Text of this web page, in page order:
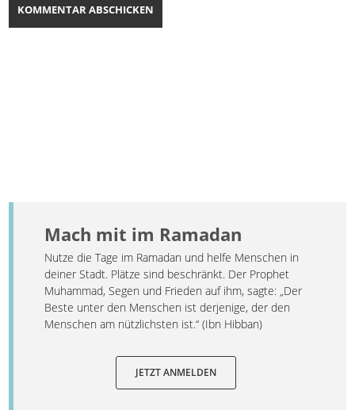
Mach mit im Ramadan
Nutze die Tage im Ramadan und helfe Menschen in
deiner Stadt. Plätze sind beschränkt. Der Prophet
Muhammad, Segen und Frieden auf ihm, sagte: „Der
Beste unter den Menschen ist derjenige, der den
Menschen am nützlichsten ist.“ (Ibn Hibban)
JETZT ANMELDEN